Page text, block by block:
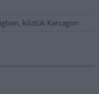
köztük Karcagon